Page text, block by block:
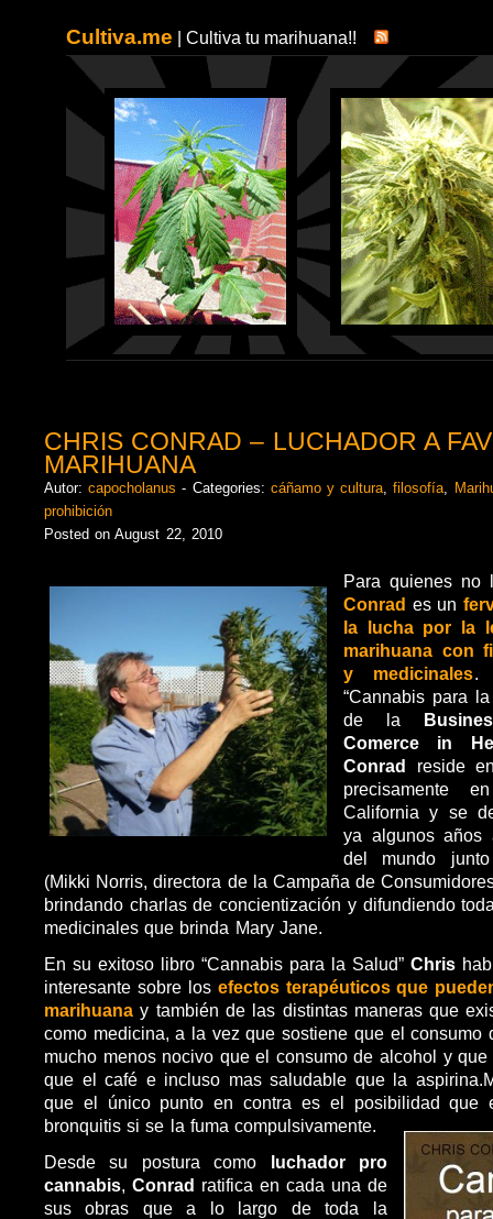
Cultiva.me | Cultiva tu marihuana!!
CHRIS CONRAD – LUCHADOR A
MARIHUANA
Autor:capocholanus - Categories: cáñamo y cultura ,filosofía
prohibición
Posted on August 22, 2010
Para quienes no
Conrad es un
la lucha por la
marihuana con
y medicinales.
“Cannabis para
de la
Comerce in
Conrad reside
precisamente
California y se
ya algunos años
del mundo
(Mikki Norris, directora de la Campaña de
brindando charlas de concientización y difundiendo
medicinales que brinda Mary Jane.
En su exitoso libro “Cannabis para la Salud” Chris
interesante sobre los efectos terapéuticos que
marihuana y también de las distintas maneras que
como medicina, a la vez que sostiene que el consumo
mucho menos nocivo que el consumo de alcohol y
que el café e incluso mas saludable que la
que el único punto en contra es el posibilidad que
bronquitis si se la fuma compulsivamente.
Desde su postura como luchador pro
cannabis, Conrad ratifica en cada una de
sus obras que a lo largo de toda la